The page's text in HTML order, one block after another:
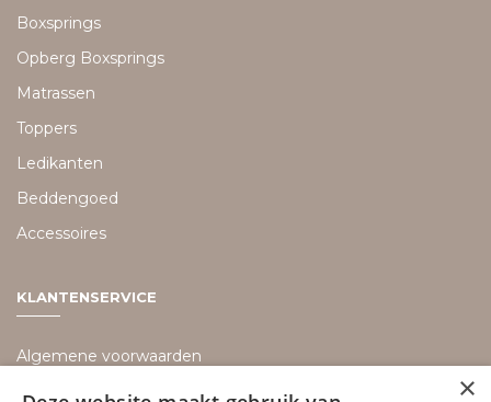
Boxsprings
Opberg Boxsprings
Matrassen
Toppers
Ledikanten
Beddengoed
Accessoires
KLANTENSERVICE
Algemene voorwaarden
Bezorging informatie
×